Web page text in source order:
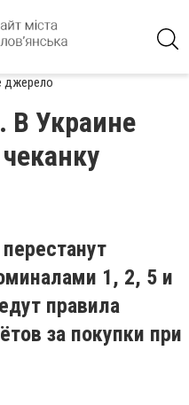
джерело
В Украине
1, 2, 5 и
правила
за покупки при